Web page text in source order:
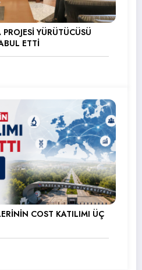
YÜRÜTÜCÜSÜ
ETTİ
COST KATILIMI ÜÇ